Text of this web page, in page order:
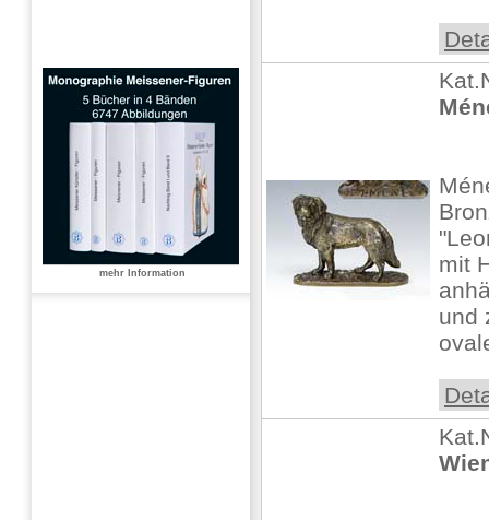
mehr Information
mit
und